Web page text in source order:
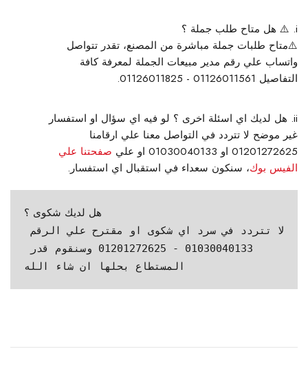
⚠️ هل متاح طلب جملة ؟
⚠️متاح طلبات جملة مباشرة من المصنع، تقدر تتواصل
واتساب علي رقم مدير مبيعات الجملة لمعرفة كافة
التفاصيل 01126011561 - 01126011825.
هل لديك اي اسئلة اخرى ؟ لو فيه اي سؤال او استفسار
غير موضح لا تتردد في التواصل معنا علي ارقامنا
01201272625 او 01030040133 او علي
صفحتنا علي
الفيس بوك، سنكون سعداء في استقبال اي استفسار.
هل لديك شكوى ؟
المستطاع بحلها ان شاء الله